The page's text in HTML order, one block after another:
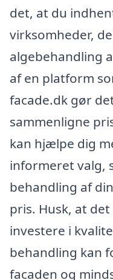
det, at du
virksomheder,
algebehandling
af en platform
facade.dk gør
sammenligne
kan hjælpe dig
informeret valg,
behandling af
pris. Husk, at
investere i
behandling kan
facaden og